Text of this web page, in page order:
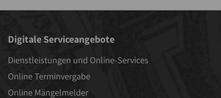
Digitale Serviceangebote
Dienstleistungen und Online-Services
Online Terminvergabe
Online Mängelmelder